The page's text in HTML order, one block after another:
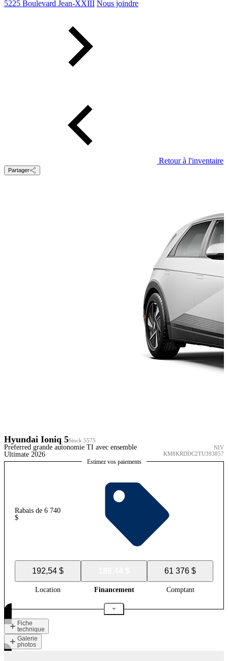
5225 Boulevard Jean-XXIII Nous joindre
Retour à l'inventaire
Partager
Hyundai Ioniq 5Stock 5575
Preferred grande autonomie TI avec ensemble
Ultimate 2026
NIV
KM8KRDDC2TU393857
Estimez vos paiements
Rabais de 6 740
$
192,54 $ 61 376 $
Location Financement Comptant
Fiche
technique
Galerie
photos